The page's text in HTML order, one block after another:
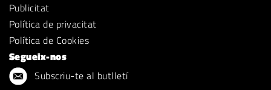
Publicitat
Política de privacitat
Política de Cookies
Segueix-nos
Subscriu-te al butlletí